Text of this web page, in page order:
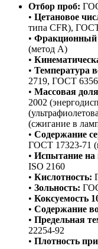
Отбор проб:
• Цетановое
типа CFR),
• Фракционный
(метод А)
•
• Температура
2719, ГОСТ
• Массовая
2002
(сжигание в
• Содержание
ГОСТ 17323-71
• Испытание на
ISO 2160
• Кислотность:
• Зольность:
• Коксуемость
• Содержание
• Предельная
22254-92
• Плотность